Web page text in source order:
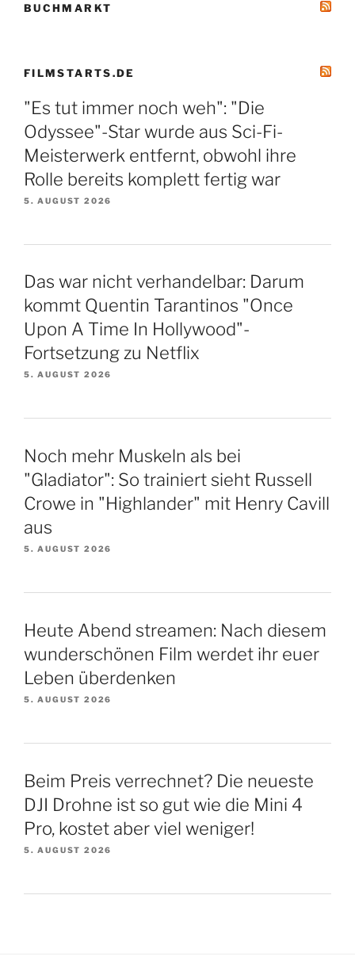
BUCHMARKT
FILMSTARTS.DE
"Es tut immer noch weh": "Die
Odyssee"-Star wurde aus Sci-Fi-
Meisterwerk entfernt, obwohl ihre
Rolle bereits komplett fertig war
5. AUGUST 2026
Das war nicht verhandelbar: Darum
kommt Quentin Tarantinos "Once
Upon A Time In Hollywood"-
Fortsetzung zu Netflix
5. AUGUST 2026
Noch mehr Muskeln als bei
"Gladiator": So trainiert sieht Russell
Crowe in "Highlander" mit Henry Cavill
aus
5. AUGUST 2026
Heute Abend streamen: Nach diesem
wunderschönen Film werdet ihr euer
Leben überdenken
5. AUGUST 2026
Beim Preis verrechnet? Die neueste
DJI Drohne ist so gut wie die Mini 4
Pro, kostet aber viel weniger!
5. AUGUST 2026